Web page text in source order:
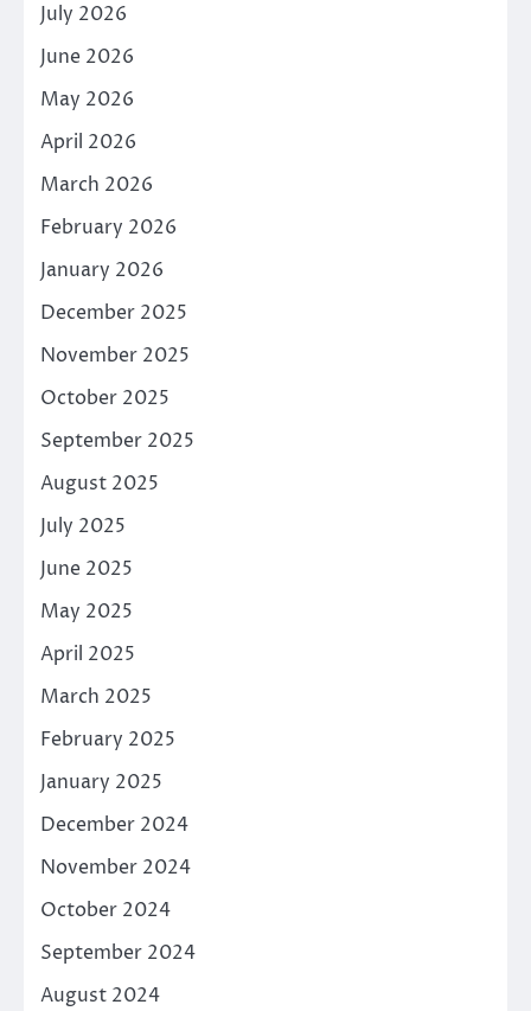
July 2026
June 2026
May 2026
April 2026
March 2026
February 2026
January 2026
December 2025
November 2025
October 2025
September 2025
August 2025
July 2025
June 2025
May 2025
April 2025
March 2025
February 2025
January 2025
December 2024
November 2024
October 2024
September 2024
August 2024